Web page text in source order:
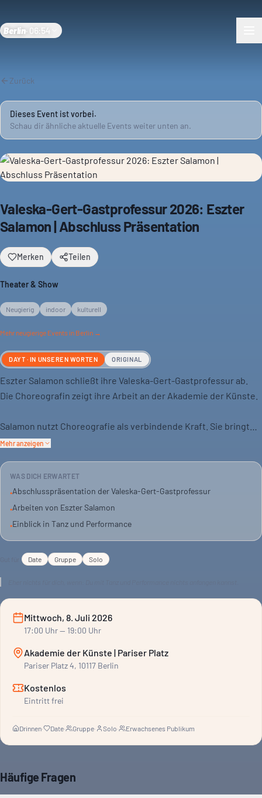
Berlin 06:54
Zurück
Dieses Event ist vorbei.
Schau dir ähnliche aktuelle Events weiter unten an.
Valeska-Gert-Gastprofessur 2026: Eszter
Salamon | Abschluss Präsentation
Merken Teilen
Theater & Show
Neugierig indoor kulturell
Mehr neugierige Events in Berlin →
DAYT · IN UNSEREN WORTEN ORIGINAL
Eszter Salamon schließt ihre Valeska-Gert-Gastprofessur ab.
Die Choreografin zeigt ihre Arbeit an der Akademie der Künste.
Salamon nutzt Choreografie als verbindende Kraft. Sie bringt
verschiedene Medien zusammen: Bild, Ton, Musik, Text, Stimme,
Formate und Ästhetiken.
Die Präsentation ist eine Gelegenheit, ihre Methodologien und
Ausdrucksformen. Für alle, die sich für Tanz und Performance
Mehr anzeigen
WAS DICH ERWARTET
•Abschlusspräsentation der Valeska-Gert-Gastprofessur
•Arbeiten von Eszter Salamon
•Einblick in Tanz und Performance
Date Gruppe Solo
Mittwoch, 8. Juli 2026
17:00 Uhr— 19:00 Uhr
Akademie der Künste | Pariser Platz
Pariser Platz 4, 10117 Berlin
Kostenlos
Eintritt frei
Drinnen· Date· Gruppe· Solo· Erwachsenes Publikum
Häufige Fragen